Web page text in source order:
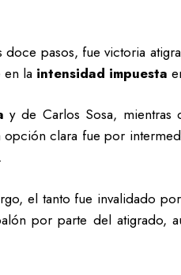
pasos, fue victoria
la intensidad impuesta
y de Carlos Sosa,
clara fue por
el tanto fue invalidado
por parte del atigrado,